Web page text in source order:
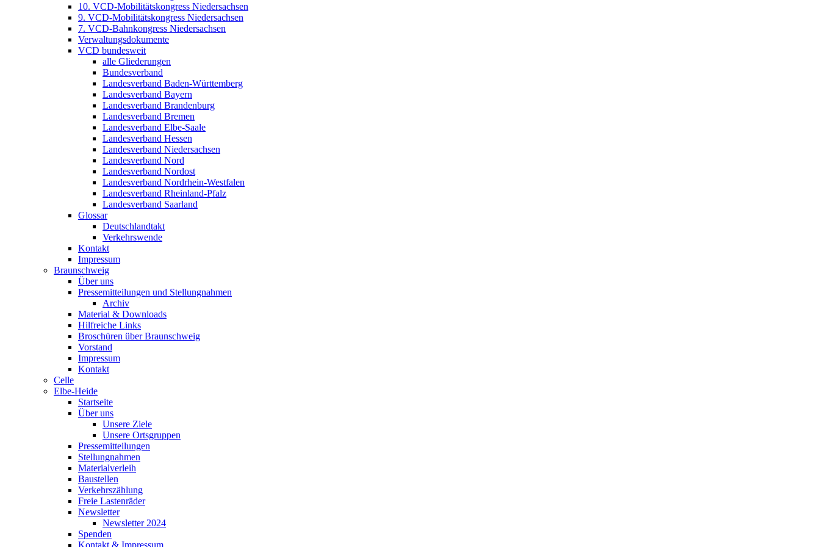
10. VCD-Mobilitätskongress Niedersachsen
9. VCD-Mobilitätskongress Niedersachsen
7. VCD-Bahnkongress Niedersachsen
Verwaltungsdokumente
VCD bundesweit
alle Gliederungen
Bundesverband
Landesverband Baden-Württemberg
Landesverband Bayern
Landesverband Brandenburg
Landesverband Bremen
Landesverband Elbe-Saale
Landesverband Hessen
Landesverband Niedersachsen
Landesverband Nord
Landesverband Nordost
Landesverband Nordrhein-Westfalen
Landesverband Rheinland-Pfalz
Landesverband Saarland
Glossar
Deutschlandtakt
Verkehrswende
Kontakt
Impressum
Braunschweig
Über uns
Pressemitteilungen und Stellungnahmen
Archiv
Material & Downloads
Hilfreiche Links
Broschüren über Braunschweig
Vorstand
Impressum
Kontakt
Celle
Elbe-Heide
Startseite
Über uns
Unsere Ziele
Unsere Ortsgruppen
Pressemitteilungen
Stellungnahmen
Materialverleih
Baustellen
Verkehrszählung
Freie Lastenräder
Newsletter
Newsletter 2024
Spenden
Kontakt & Impressum